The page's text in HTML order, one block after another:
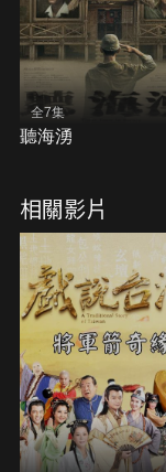
全7集
聽海湧
相關影片